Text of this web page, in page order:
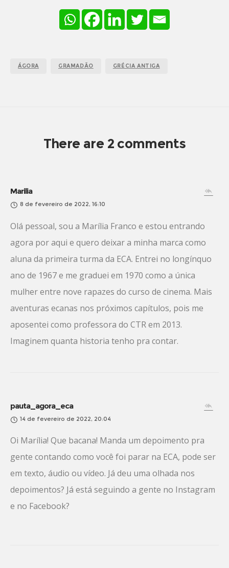
ÁGORA GRAMADÃO GRÉCIA ANTIGA
There are 2 comments
Marilia
8 de fevereiro de 2022, 16:10
Olá pessoal, sou a Marília Franco e estou entrando
agora por aqui e quero deixar a minha marca como
aluna da primeira turma da ECA. Entrei no longínquo
ano de 1967 e me graduei em 1970 como a única
mulher entre nove rapazes do curso de cinema. Mais
aventuras ecanas nos próximos capítulos, pois me
aposentei como professora do CTR em 2013.
Imaginem quanta historia tenho pra contar.
pauta_agora_eca
14 de fevereiro de 2022, 20:04
Oi Marília! Que bacana! Manda um depoimento pra
gente contando como você foi parar na ECA, pode ser
em texto, áudio ou vídeo. Já deu uma olhada nos
depoimentos? Já está seguindo a gente no Instagram
e no Facebook?